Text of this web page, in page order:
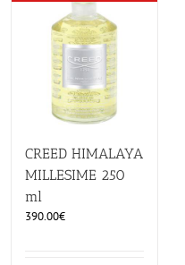
CREED HIMALAYA
MILLESIME 250
ml
390.00€